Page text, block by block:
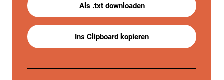
Als .txt downloaden
Ins Clipboard kopieren